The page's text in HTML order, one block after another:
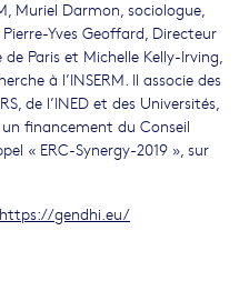
Muriel Darmon, sociologue,
Yves Geoffard, Directeur
Paris et Michelle Kelly-Irving,
à l’INSERM. Il associe des
de l’INED et des Universités,
financement du Conseil
« ERC-Synergy-2019 », sur
https://gendhi.eu/